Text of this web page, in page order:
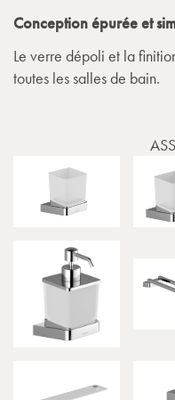
Conception épurée et
Le verre dépoli et la
toutes les salles de bain.